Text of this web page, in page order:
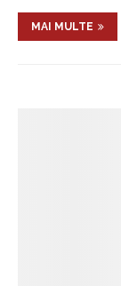
MAI MULTE